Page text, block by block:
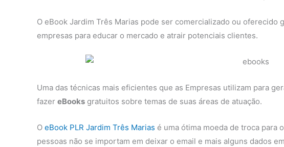
O eBook Jardim Três Marias pode ser comercializado ou oferecido
empresas para educar o mercado e atrair potenciais clientes.
Uma das técnicas mais eficientes que as Empresas utilizam para
fazer eBooks gratuitos sobre temas de suas áreas de atuação.
O eBook PLR Jardim Três Marias é uma ótima moeda de troca para
pessoas não se importam em deixar o email e mais alguns dados